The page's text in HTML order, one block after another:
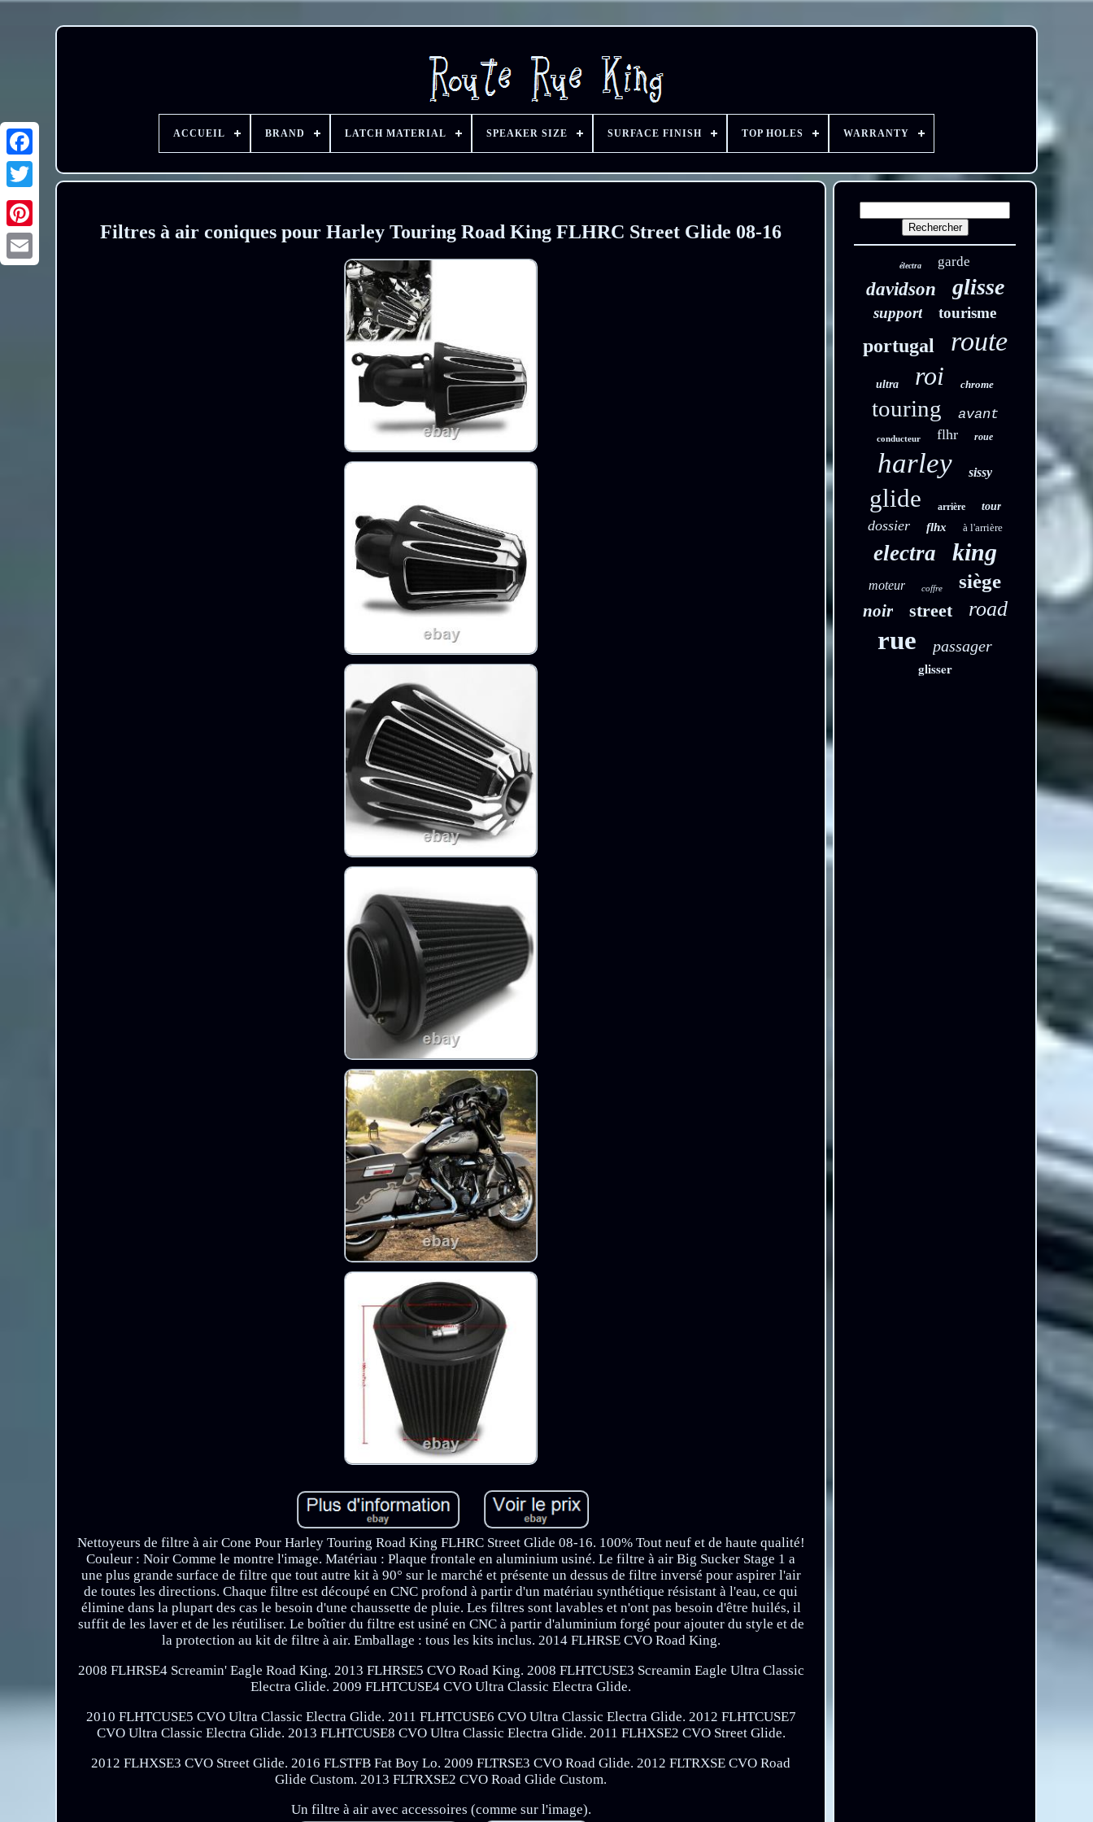
ACCUEIL BRAND LATCH MATERIAL SPEAKER SIZE SURFACE FINISH TOP HOLES WARRANTY
Filtres à air coniques pour Harley Touring Road King FLHRC Street Glide 08-16
Nettoyeurs de filtre à air Cone Pour Harley Touring Road King FLHRC Street Glide 08-16. 100% Tout neuf et de haute qualité!
Couleur : Noir Comme le montre l'image. Matériau : Plaque frontale en aluminium usiné. Le filtre à air Big Sucker Stage 1 a
une plus grande surface de filtre que tout autre kit à 90° sur le marché et présente un dessus de filtre inversé pour aspirer l'air
de toutes les directions. Chaque filtre est découpé en CNC profond à partir d'un matériau synthétique résistant à l'eau, ce qui
élimine dans la plupart des cas le besoin d'une chaussette de pluie. Les filtres sont lavables et n'ont pas besoin d'être huilés, il
suffit de les laver et de les réutiliser. Le boîtier du filtre est usiné en CNC à partir d'aluminium forgé pour ajouter du style et de
la protection au kit de filtre à air. Emballage : tous les kits inclus. 2014 FLHRSE CVO Road King.
2008 FLHRSE4 Screamin' Eagle Road King. 2013 FLHRSE5 CVO Road King. 2008 FLHTCUSE3 Screamin Eagle Ultra Classic
Electra Glide. 2009 FLHTCUSE4 CVO Ultra Classic Electra Glide.
2010 FLHTCUSE5 CVO Ultra Classic Electra Glide. 2011 FLHTCUSE6 CVO Ultra Classic Electra Glide. 2012 FLHTCUSE7
CVO Ultra Classic Electra Glide. 2013 FLHTCUSE8 CVO Ultra Classic Electra Glide. 2011 FLHXSE2 CVO Street Glide.
2012 FLHXSE3 CVO Street Glide. 2016 FLSTFB Fat Boy Lo. 2009 FLTRSE3 CVO Road Glide. 2012 FLTRXSE CVO Road
Glide Custom. 2013 FLTRXSE2 CVO Road Glide Custom.
Un filtre à air avec accessoires (comme sur l'image).
électra garde
davidson glisse
support tourisme
portugal route
ultra roi chrome
touring avant
conducteur flhr roue
harley sissy
glide arrière tour
dossier flhx à l'arrière
electra king
moteur coffre siège
noir street road
rue
passager
glisser